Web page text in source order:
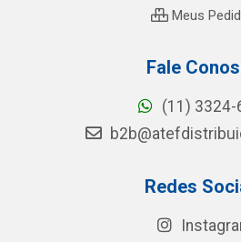
Meus
Fale
(11) 3324-
Redes